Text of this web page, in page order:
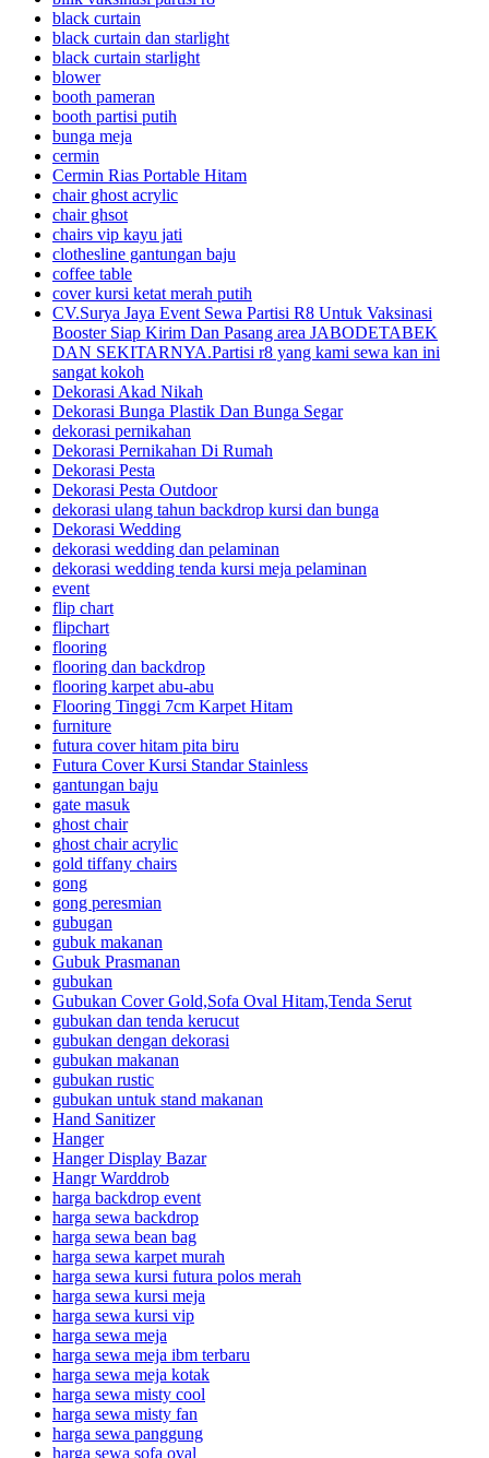
black curtain
black curtain dan starlight
black curtain starlight
blower
booth pameran
booth partisi putih
bunga meja
cermin
Cermin Rias Portable Hitam
chair ghost acrylic
chair ghsot
chairs vip kayu jati
clothesline gantungan baju
coffee table
cover kursi ketat merah putih
CV.Surya Jaya Event Sewa Partisi R8 Untuk Vaksinasi
Booster Siap Kirim Dan Pasang area JABODETABEK
DAN SEKITARNYA.Partisi r8 yang kami sewa kan ini
sangat kokoh
Dekorasi Akad Nikah
Dekorasi Bunga Plastik Dan Bunga Segar
dekorasi pernikahan
Dekorasi Pernikahan Di Rumah
Dekorasi Pesta
Dekorasi Pesta Outdoor
dekorasi ulang tahun backdrop kursi dan bunga
Dekorasi Wedding
dekorasi wedding dan pelaminan
dekorasi wedding tenda kursi meja pelaminan
event
flip chart
flipchart
flooring
flooring dan backdrop
flooring karpet abu-abu
Flooring Tinggi 7cm Karpet Hitam
furniture
futura cover hitam pita biru
Futura Cover Kursi Standar Stainless
gantungan baju
gate masuk
ghost chair
ghost chair acrylic
gold tiffany chairs
gong
gong peresmian
gubugan
gubuk makanan
Gubuk Prasmanan
gubukan
Gubukan Cover Gold,Sofa Oval Hitam,Tenda Serut
gubukan dan tenda kerucut
gubukan dengan dekorasi
gubukan makanan
gubukan rustic
gubukan untuk stand makanan
Hand Sanitizer
Hanger
Hanger Display Bazar
Hangr Warddrob
harga backdrop event
harga sewa backdrop
harga sewa bean bag
harga sewa karpet murah
harga sewa kursi futura polos merah
harga sewa kursi meja
harga sewa kursi vip
harga sewa meja
harga sewa meja ibm terbaru
harga sewa meja kotak
harga sewa misty cool
harga sewa misty fan
harga sewa panggung
harga sewa sofa oval